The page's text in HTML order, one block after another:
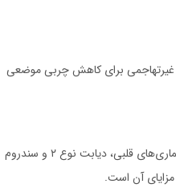
غیرتهاجمی برای کاهش چربی موضعی
کاهش چربی شکمی تنها به زیبایی محدود نمی‌شود. این فرآیند با کاهش ریسک ابتلا به بیماری‌های قلبی، دیابت نوع ۲ و سندروم
آن است.